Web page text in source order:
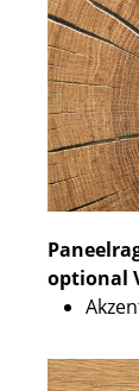
optional